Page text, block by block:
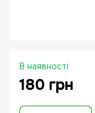
В наявності
180 грн